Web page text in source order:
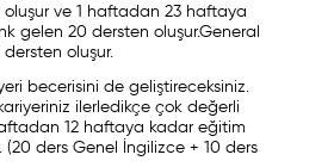
oluşur ve 1 haftadan 23 haftaya
gelen 20 dersten oluşur.General
oluşur.
becerisini de geliştireceksiniz.
ilerledikçe çok değerli
12 haftaya kadar eğitim
ders Genel İngilizce + 10 ders